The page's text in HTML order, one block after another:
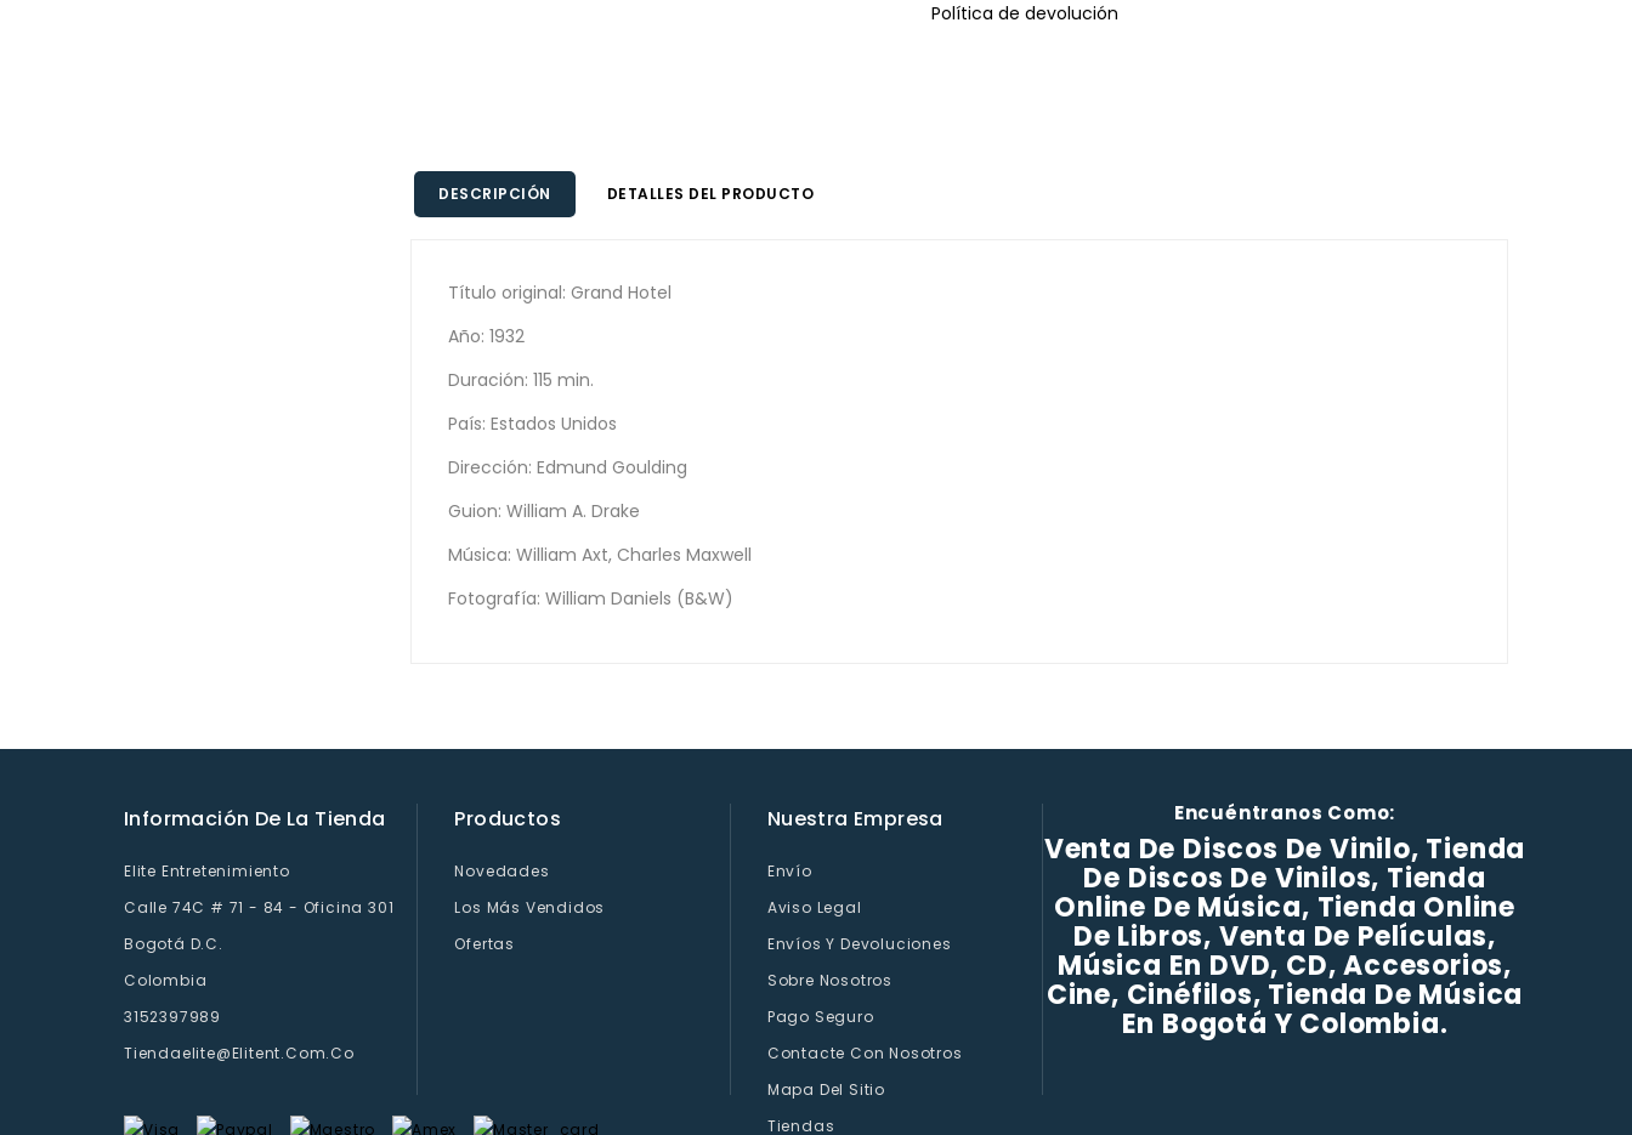
Política de devolución
DESCRIPCIÓN DETALLES DEL PRODUCTO
Título original: Grand Hotel
Año: 1932
Duración: 115 min.
País: Estados Unidos
Dirección: Edmund Goulding
Guion: William A. Drake
Música: William Axt, Charles Maxwell
Fotografía: William Daniels (B&W)
Información De La Tienda
Elite Entretenimiento
Calle 74C # 71 - 84 - Oficina 301
Bogotá D.C.
Colombia
3152397989
Tiendaelite@elitent.com.co
Productos
Novedades
Los Más Vendidos
Ofertas
Nuestra Empresa
Envío
Aviso Legal
Envíos Y Devoluciones
Sobre Nosotros
Pago Seguro
Contacte Con Nosotros
Mapa Del Sitio
Tiendas
Encuéntranos Como:
Venta De Discos De Vinilo, Tienda
De Discos De Vinilos, Tienda
Online De Música, Tienda Online
De Libros, Venta De Películas,
Música En DVD, CD, Accesorios,
Cine, Cinéfilos, Tienda De Música
En Bogotá Y Colombia.